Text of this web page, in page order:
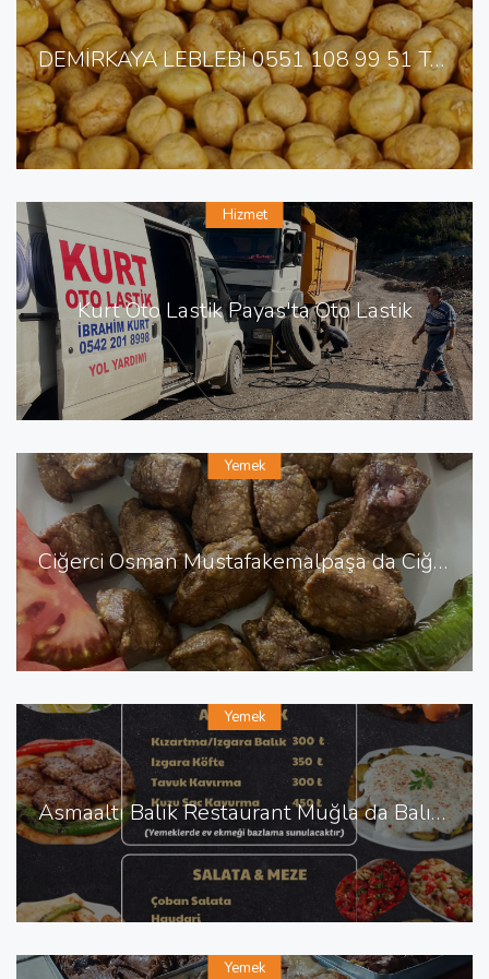
DEMİRKAYA LEBLEBİ 0551 108 99 51 TOPTAN SARI LEBLEBİ
Kurt Oto Lastik Payas'ta Oto Lastik
Hizmet
Ciğerci Osman Mustafakemalpaşa da Ciğerci
Yemek
Asmaaltı Balık Restaurant Muğla da Balık Restaurant
Yemek
Yemek